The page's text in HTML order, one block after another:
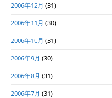
2006年12月 (31)
2006年11月 (30)
2006年10月 (31)
2006年9月 (30)
2006年8月 (31)
2006年7月 (31)